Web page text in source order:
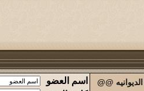
@@ اسم العضو